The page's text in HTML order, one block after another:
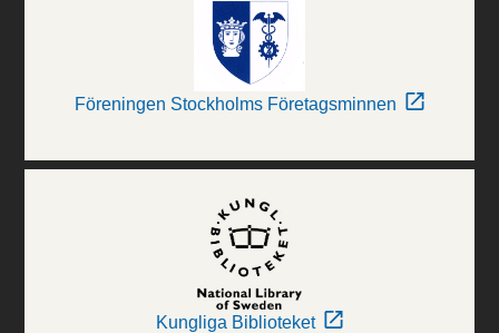
Föreningen Stockholms Företagsminnen
Kungliga Biblioteket